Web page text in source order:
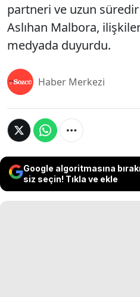
partneri ve uzun
Aslıhan Malbora,
medyada duyurdu.
Haber Merkezi
Google algoritmasına
siz seçin! Tıkla ve ekle